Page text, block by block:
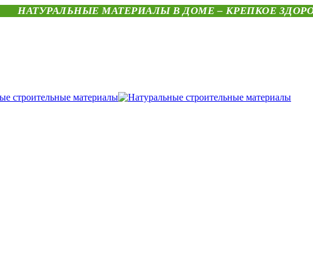
НАТУРАЛЬНЫЕ МАТЕРИАЛЫ В ДОМЕ – КРЕПКОЕ